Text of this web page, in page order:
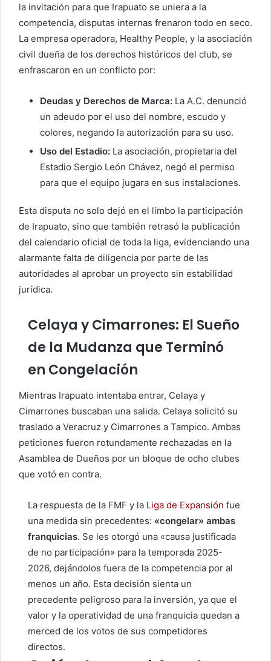
la invitación para que Irapuato se uniera a la
competencia, disputas internas frenaron todo en seco.
La empresa operadora, Healthy People, y la asociación
civil dueña de los derechos históricos del club, se
enfrascaron en un conflicto por:
Deudas y Derechos de Marca: La A.C. denunció
un adeudo por el uso del nombre, escudo y
colores, negando la autorización para su uso.
Uso del Estadio: La asociación, propietaria del
Estadio Sergio León Chávez, negó el permiso
para que el equipo jugara en sus instalaciones.
Esta disputa no solo dejó en el limbo la participación
de Irapuato, sino que también retrasó la publicación
del calendario oficial de toda la liga, evidenciando una
alarmante falta de diligencia por parte de las
autoridades al aprobar un proyecto sin estabilidad
jurídica.
Celaya y Cimarrones: El Sueño
de la Mudanza que Terminó
en Congelación
Mientras Irapuato intentaba entrar, Celaya y
Cimarrones buscaban una salida. Celaya solicitó su
traslado a Veracruz y Cimarrones a Tampico. Ambas
peticiones fueron rotundamente rechazadas en la
Asamblea de Dueños por un bloque de ocho clubes
que votó en contra.
La respuesta de la FMF y la Liga de Expansión fue
una medida sin precedentes: «congelar» ambas
franquicias. Se les otorgó una «causa justificada
de no participación» para la temporada 2025-
2026, dejándolos fuera de la competencia por al
menos un año. Esta decisión sienta un
precedente peligroso para la inversión, ya que el
valor y la operatividad de una franquicia quedan a
merced de los votos de sus competidores
directos.